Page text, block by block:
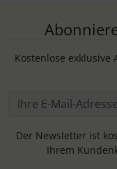
Kostenlose
Der Newsletter ist
Ihrem